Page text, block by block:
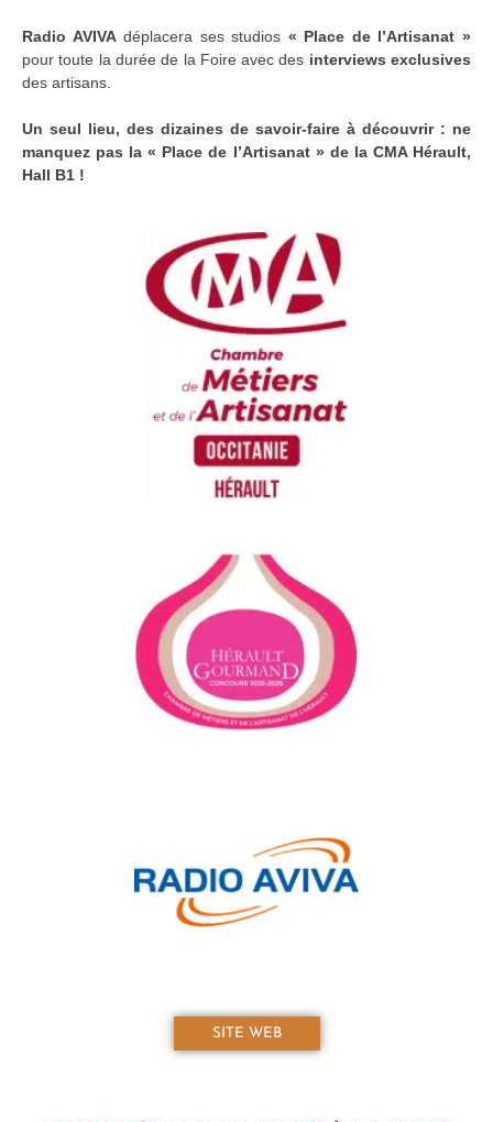
Radio AVIVAdéplacera ses studios « Place de l’Artisanat »
pour toute la durée de la Foire avec des interviews exclusives
des artisans.
Un seul lieu, des dizaines de savoir-faire à découvrir : ne
manquez pas la « Place de l’Artisanat » de la CMA Hérault,
Hall B1 !
SITE WEB